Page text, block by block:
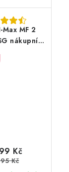
MF 2
nákupní
černá
Kč
Kč